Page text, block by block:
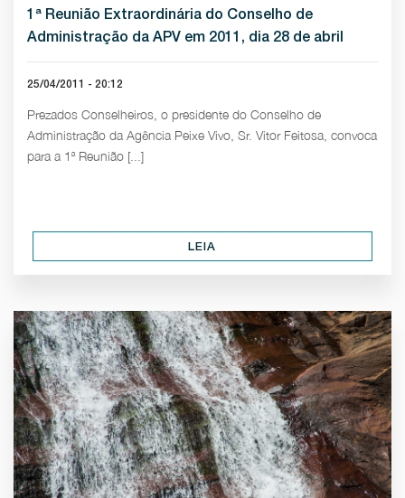
1ª Reunião Extraordinária do Conselho de
Administração da APV em 2011, dia 28 de abril
25/04/2011 - 20:12
Prezados Conselheiros, o presidente do Conselho de
Administração da Agência Peixe Vivo, Sr. Vitor Feitosa, convoca
para a 1ª Reunião [...]
LEIA